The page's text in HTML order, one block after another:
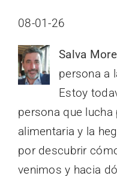
08-01-26
Salva
persona a
Estoy
persona que
alimentaria y la
por descubrir
venimos y hacia